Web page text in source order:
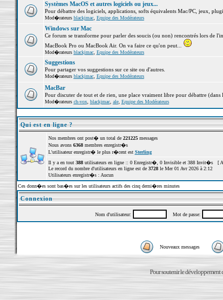
Systèmes MacOS et autres logiciels ou jeux...
Pour débattre des logiciels, applications, softs équivalents Mac/PC, jeux,
Mod�rateurs blackjmac, Equipe des Modérateurs
Windows sur Mac
Ce forum se transforme pour parler des soucis (ou non) rencontrés lors de
MacBook Pro ou MacBook Air. On va faire ce qu'on peut...
Mod�rateurs blackjmac, Equipe des Modérateurs
Suggestions
Pour partager vos suggestions sur ce site ou d'autres.
Mod�rateurs blackjmac, Equipe des Modérateurs
MacBar
Pour discuter de tout et de rien, une place vraiment libre pour débattre (dans
Mod�rateurs ch-vox, blackjmac, ale, Equipe des Modérateurs
Qui est en ligne ?
Nos membres ont post� un total de 221225messages
Nous avons 6368membres enregistr�s
L'utilisateur enregistr� le plus r�cent est Sterling
Il y a en tout 388utilisateurs en ligne :: 0 Enregistr�, 0 Invisible et 388 Invit�s [
Le record du nombre d'utilisateurs en ligne est de 3728le Mer 01 Avr 2026 à 2:12
Utilisateurs enregistr�s : Aucun
Ces donn�es sont bas�es sur les utilisateurs actifs des cinq derni�res minutes
Connexion
Nom d'utilisateur: Mot de passe:
Nouveaux messages
Pour soutenir le développement